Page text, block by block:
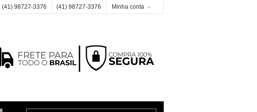
(41) 98727-3376 (41) 98727-3376 Minha conta